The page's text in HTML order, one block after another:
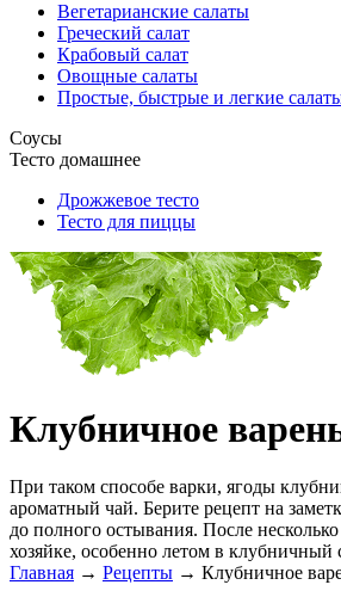
Вегетарианские салаты
Греческий салат
Крабовый салат
Овощные салаты
Простые, быстрые и легкие
Соусы
Тесто домашнее
Дрожжевое тесто
Тесто для пиццы
Клубничное
При таком способе варки, ягоды
ароматный чай. Берите рецепт на
до полного остывания. После
хозяйке, особенно летом в клубничный
Главная → Рецепты → Клубничное